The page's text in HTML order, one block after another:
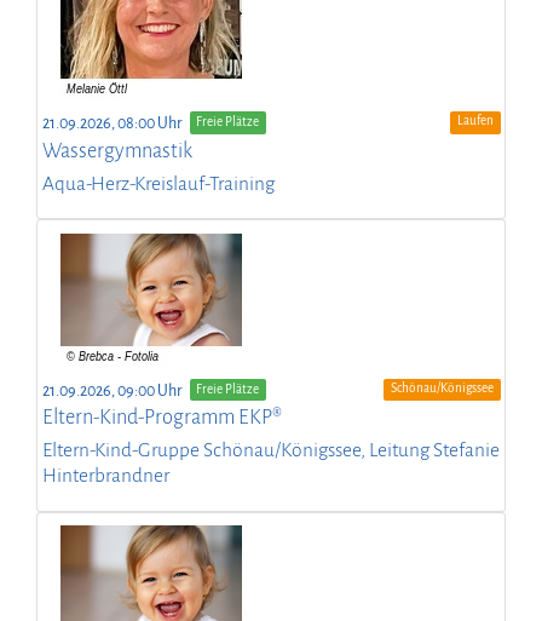
21.09.2026, 08:00 Uhr Freie Plätze Laufen
Wassergymnastik
Aqua-Herz-Kreislauf-Training
21.09.2026, 09:00 Uhr Freie Plätze Schönau/Königssee
Eltern-Kind-Programm EKP®
Eltern-Kind-Gruppe Schönau/Königssee, Leitung Stefanie
Hinterbrandner